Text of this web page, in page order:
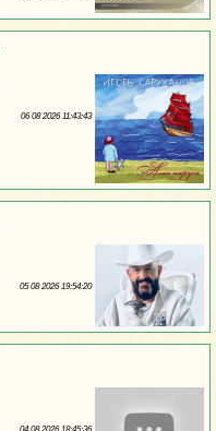
06 08 2026 11:43:43
05 08 2026 19:54:20